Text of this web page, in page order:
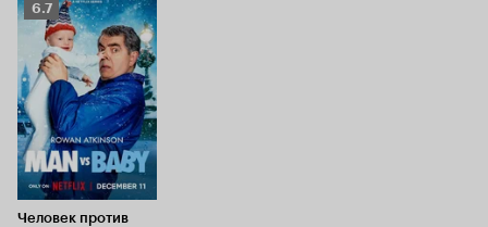
Рейтинг
Кинопоиска
6.7
6.7
Человек против